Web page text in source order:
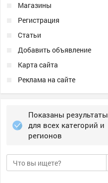
Магазины
Регистрация
Статьи
Добавить объявление
Карта сайта
Реклама на сайте
Показаны результаты
для всех категорий и
регионов